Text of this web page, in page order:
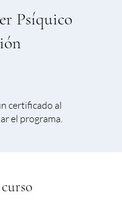
Psíquico
certificado al
el programa.